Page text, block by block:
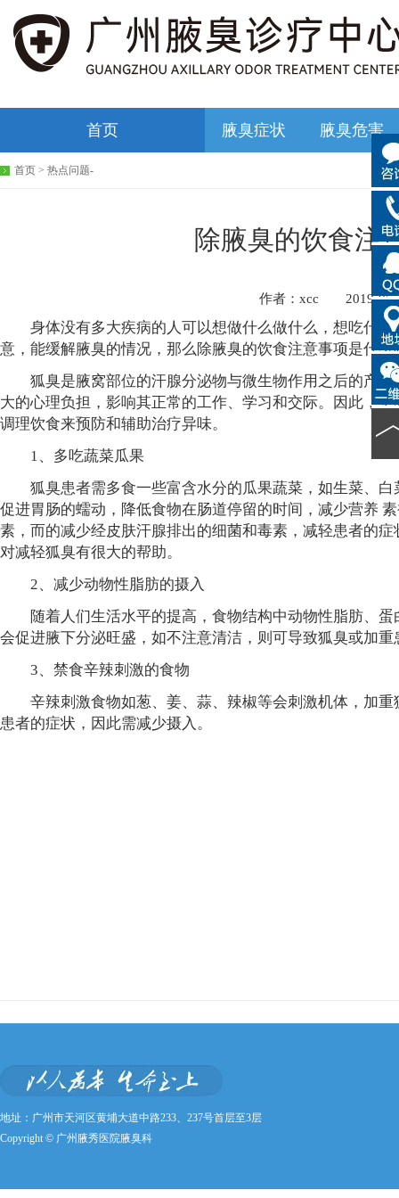
首页 腋臭症状 腋臭危害
首页 > 热点问题-
除腋臭的饮食注
作者：xcc 2019-05-
身体没有多大疾病的人可以想做什么做什么，想吃什么
意，能缓解腋臭的情况，那么除腋臭的饮食注意事项是什么
狐臭是腋窝部位的汗腺分泌物与微生物作用之后的产物
大的心理负担，影响其正常的工作、学习和交际。因此，
调理饮食来预防和辅助治疗异味。
1、多吃蔬菜瓜果
狐臭患者需多食一些富含水分的瓜果蔬菜，如生菜、白
促进胃肠的蠕动，降低食物在肠道停留的时间，减少营养
素，而的减少经皮肤汗腺排出的细菌和毒素，减轻患者的
对减轻狐臭有很大的帮助。
2、减少动物性脂肪的摄入
随着人们生活水平的提高，食物结构中动物性脂肪、蛋
会促进腋下分泌旺盛，如不注意清洁，则可导致狐臭或加重
3、禁食辛辣刺激的食物
辛辣刺激食物如葱、姜、蒜、辣椒等会刺激机体，加重
患者的症状，因此需减少摄入。
地址：广州市天河区黄埔大道中路233、237号首层至3层
Copyright © 广州腋秀医院腋臭科